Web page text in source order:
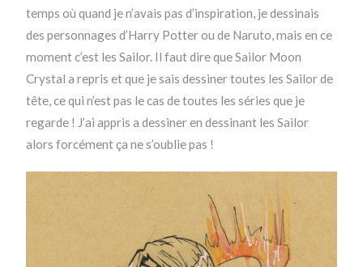
temps où quand je n’avais pas d’inspiration, je dessinais
des personnages d’Harry Potter ou de Naruto, mais en ce
moment c’est les Sailor. Il faut dire que Sailor Moon
Crystal a repris et que je sais dessiner toutes les Sailor de
tête, ce qui n’est pas le cas de toutes les séries que je
regarde ! J’ai appris a dessiner en dessinant les Sailor
alors forcément ça ne s’oublie pas !